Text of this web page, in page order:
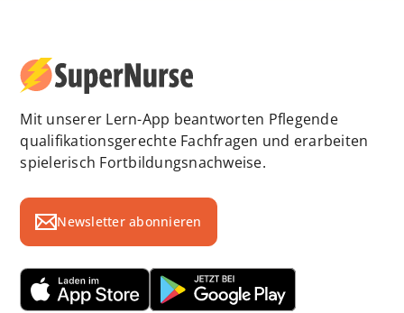
Mit unserer Lern-App beantworten Pflegende
qualifikationsgerechte Fachfragen und erarbeiten
spielerisch Fortbildungsnachweise.
Newsletter abonnieren